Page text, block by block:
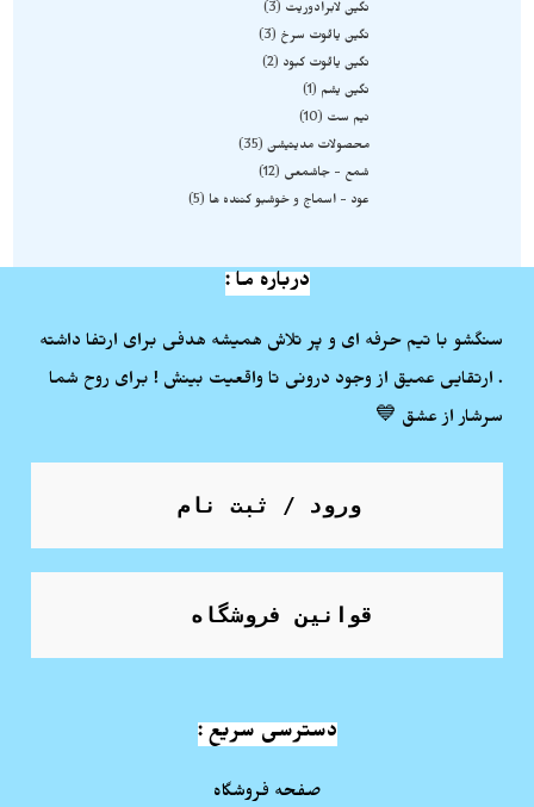
نگین لابرادوریت
3
نگین یاقوت سرخ
3
نگین یاقوت کبود
2
نگین یشم
1
نیم ست
10
محصولات مدیتیشن 35
شمع - جاشمعی
12
عود - اسماج و خوشبو کننده ها
5
درباره ما :
سنگشو با تیم حرفه ای و پر تلاش همیشه هدفی برای ارتفا داشته
. ارتقایی عمیق از وجود درونی تا واقعیت بینش ! برای روح شما
سرشار از عشق 💙
ورود / ثبت نام
قوانین فروشگاه
دسترسی سریع :
صفحه فروشگاه